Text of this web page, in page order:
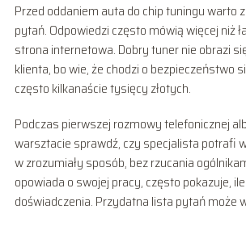
Przed oddaniem auta do chip tuningu warto
pytań. Odpowiedzi często mówią więcej niż
strona internetowa. Dobry tuner nie obrazi
klienta, bo wie, że chodzi o bezpieczeństwo
często kilkanaście tysięcy złotych.
Podczas pierwszej rozmowy telefonicznej
warsztacie sprawdź, czy specjalista potrafi
w zrozumiały sposób, bez rzucania
opowiada o swojej pracy, często pokazuje,
doświadczenia. Przydatna lista pytań może